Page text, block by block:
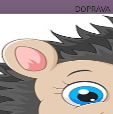
DOPRAVA
OBCHODNÍ PODMÍNKY
Úvod Kojenecké oblečení velikost 68